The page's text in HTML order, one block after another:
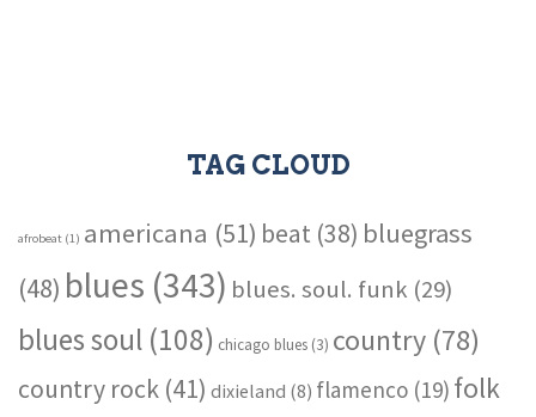
TAG CLOUD
afrobeat (1) americana (51) beat (38) bluegrass
(48) blues (343) blues. soul. funk (29)
blues soul (108) chicago blues (3) country (78)
country rock (41) dixieland (8) flamenco (19) folk